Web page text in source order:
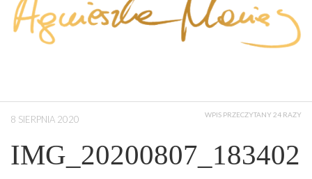
8 SIERPNIA 2020 WPIS PRZECZYTANY 24 RAZY
IMG_20200807_183402